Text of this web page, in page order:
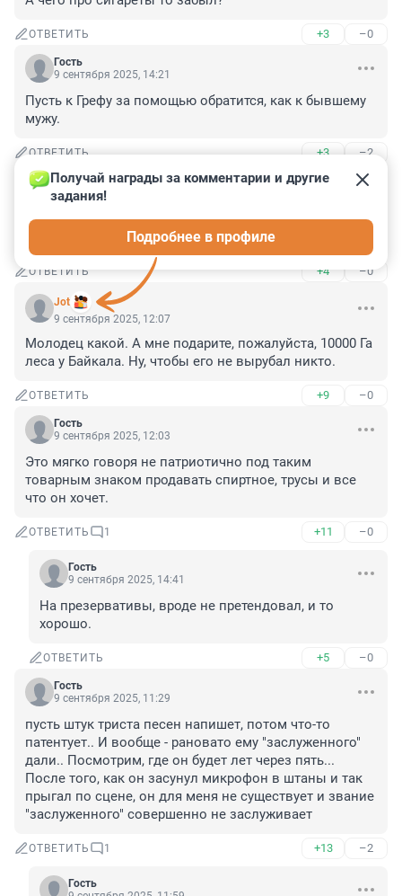
ОТВЕТИТЬ +3 –0
Гость
9 сентября 2025, 14:21
Пусть к Грефу за помощью обратится, как к бывшему
мужу.
ОТВЕТИТЬ +3 –2
Гость
9 сентября 2025, 13:46
А вот "я немецкий", как в том анекдоте про Штирлица
они бы с радостью зарегистрировали.
ОТВЕТИТЬ +4 –0
Jot
Получай награды за комментарии и другие
задания!
Подробнее в профиле
9 сентября 2025, 12:07
Молодец какой. А мне подарите, пожалуйста, 10000 Га
леса у Байкала. Ну, чтобы его не вырубал никто.
ОТВЕТИТЬ +9 –0
Гость
9 сентября 2025, 12:03
Это мягко говоря не патриотично под таким
товарным знаком продавать спиртное, трусы и все
что он хочет.
ОТВЕТИТЬ 1 +11 –0
Гость
9 сентября 2025, 14:41
На презервативы, вроде не претендовал, и то
хорошо.
ОТВЕТИТЬ +5 –0
Гость
9 сентября 2025, 11:29
пусть штук триста песен напишет, потом что-то
патентует.. И вообще - рановато ему "заслуженного"
дали.. Посмотрим, где он будет лет через пять...
После того, как он засунул микрофон в штаны и так
прыгал по сцене, он для меня не существует и звание
"заслуженного" совершенно не заслуживает
ОТВЕТИТЬ 1 +13 –2
Гость